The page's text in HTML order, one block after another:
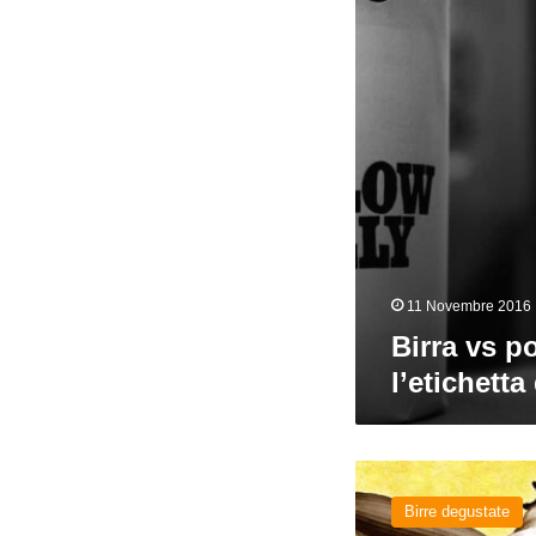
11 Novembre 2016
Birra vs
Kraken
del
birrificio
Birre degustate